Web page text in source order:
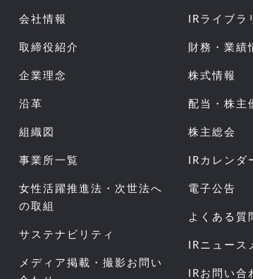
会社情報
取締役紹介
企業理念
沿革
組織図
事業所一覧
女性活躍推進法・次世法へ
の取組
サステナビリティ
メディア掲載・撮影お問い
IRライブラ
財務・業績
株式情報
配当・株主
株主総会
IRカレンダ
電子公告
よくある質
IRニュー
IRお問い合